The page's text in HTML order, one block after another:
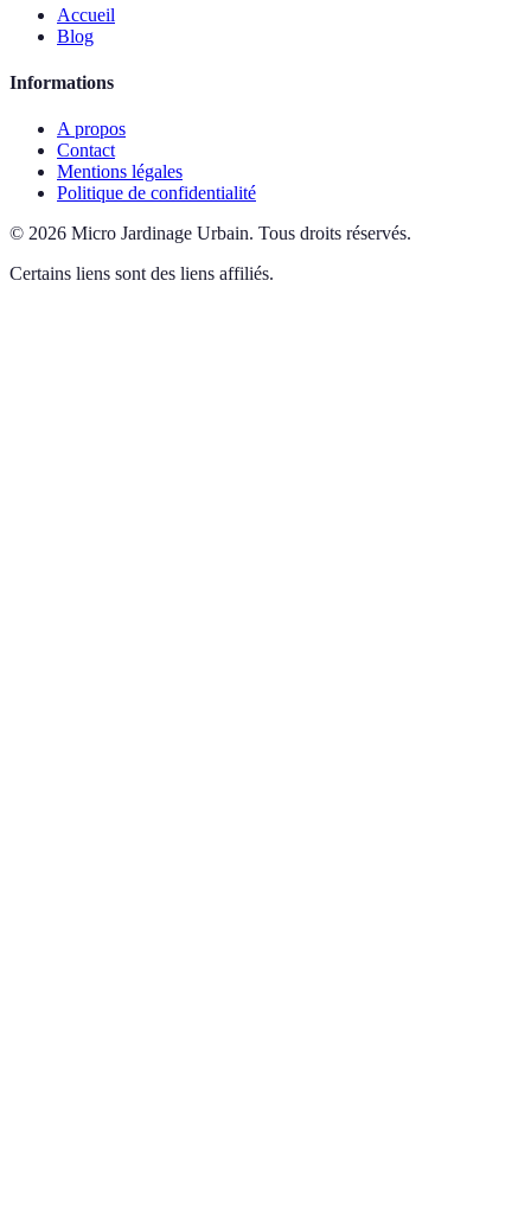
Accueil
Blog
Informations
A propos
Contact
Mentions légales
Politique de confidentialité
© 2026 Micro Jardinage Urbain. Tous droits réservés.
Certains liens sont des liens affiliés.